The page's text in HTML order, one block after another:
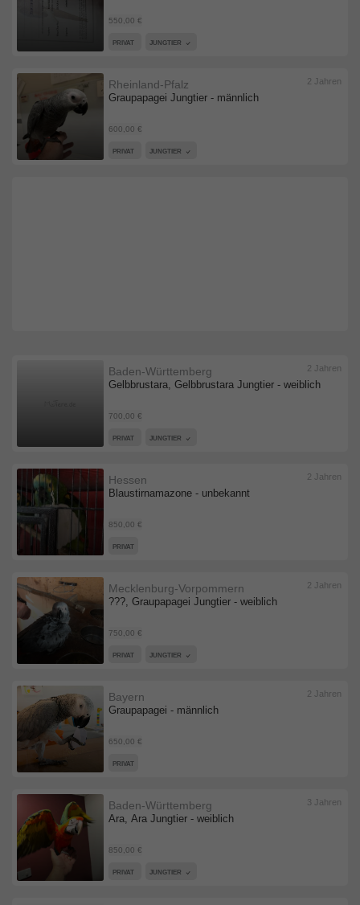
550,00 €
PRIVAT JUNGTIER
Graupapagei Jungtier - männlich
Rheinland-Pfalz
600,00 €
2 Jahren
PRIVAT JUNGTIER
Gelbbrustara, Gelbbrustara Jungtier - weiblich
Baden-Württemberg
700,00 €
2 Jahren
PRIVAT JUNGTIER
Blaustirnamazone - unbekannt
Hessen
850,00 €
2 Jahren
PRIVAT
???, Graupapagei Jungtier - weiblich
Mecklenburg-Vorpommern
750,00 €
2 Jahren
PRIVAT JUNGTIER
Graupapagei - männlich
Bayern
650,00 €
2 Jahren
PRIVAT
Ara, Ara Jungtier - weiblich
Baden-Württemberg
850,00 €
3 Jahren
PRIVAT JUNGTIER